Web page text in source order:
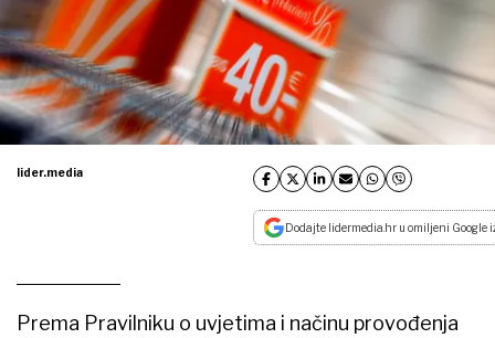
lider.media
Dodajte lidermedia.hr u omiljeni Google
Prema Pravilniku o uvjetima i načinu provođenja